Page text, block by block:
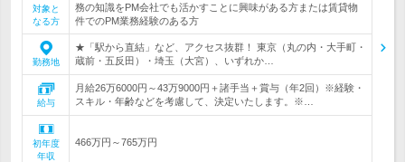
対象と
なる方
務の知識をPM会社でも活かすことに興味がある方または賃貸物
件でのPM業務経験のある方
勤務地
★「駅から直結」など、アクセス抜群！ 東京（丸の内・大手町・
蔵前・五反田）・埼玉（大宮）、いずれか…
給与
月給26万6000円～43万9000円＋諸手当＋賞与（年2回）※経験・
スキル・年齢などを考慮して、決定いたします。※…
初年度
年収
466万円～765万円